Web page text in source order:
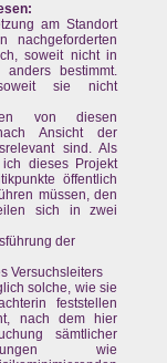
am Standort
soweit nicht in
anders bestimmt.
sie nicht
von diesen
Ansicht der
sind. Als
ich dieses Projekt
öffentlich
müssen, den
sich in zwei
der
Versuchsleiters
solche, wie sie
feststellen
nach dem hier
sämtlicher
wie